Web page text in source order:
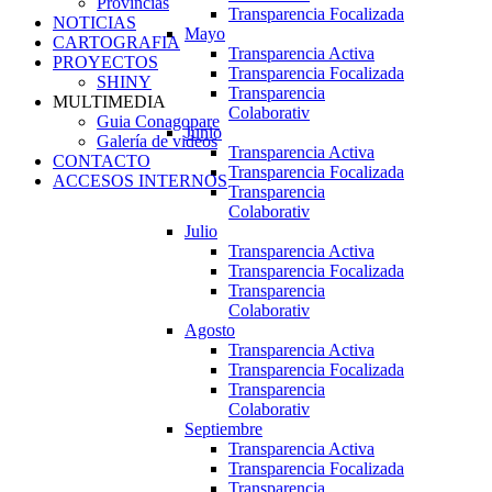
Transparencia Focalizada
Mayo
Transparencia Activa
Transparencia Focalizada
Transparencia
Colaborativ
Junio
Transparencia Activa
Transparencia Focalizada
Transparencia
Colaborativ
Julio
Transparencia Activa
Transparencia Focalizada
Transparencia
Colaborativ
Agosto
Transparencia Activa
Transparencia Focalizada
Transparencia
Colaborativ
Septiembre
Transparencia Activa
Transparencia Focalizada
Transparencia
NOTICIAS
CARTOGRAFIA
PROYECTOS
SHINY
MULTIMEDIA
Guia Conagopare
Galería de videos
CONTACTO
ACCESOS INTERNOS